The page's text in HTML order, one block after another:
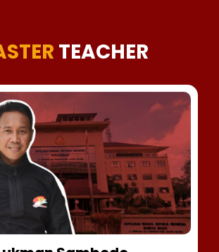
TEACHER